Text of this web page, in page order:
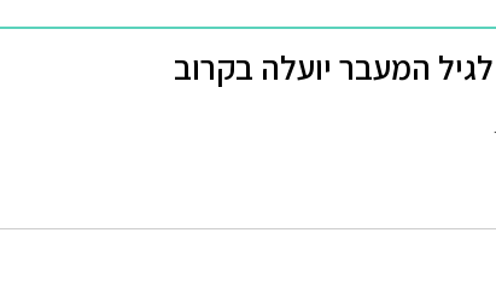
המעבר יועלה בקרוב